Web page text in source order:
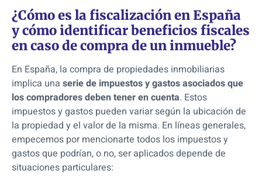
¿Cómo es la fiscalización en España
y cómo identificar beneficios fiscales
en caso de compra de un inmueble?
En España, la compra de propiedades inmobiliarias
implica una serie de impuestos y gastos asociados que
los compradores deben tener en cuenta. Estos
impuestos y gastos pueden variar según la ubicación de
la propiedad y el valor de la misma. En líneas generales,
empecemos por mencionarte todos los impuestos y
gastos que podrían, o no, ser aplicados depende de
situaciones particulares: